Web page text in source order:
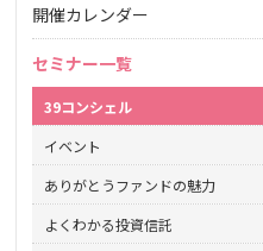
開催カレンダー
セミナー一覧
39コンシェル
イベント
ありがとうファンドの魅力
よくわかる投資信託